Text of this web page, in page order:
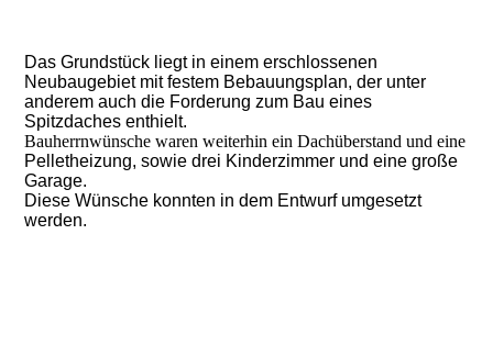
Das Grundstück liegt in einem erschlossenen
Neubaugebiet mit festem Bebauungsplan, der unter
anderem auch die Forderung zum Bau eines
Spitzdaches enthielt.
Bauherrnwünsche waren weiterhin ein Dachüberstand und eine
Pelletheizung, sowie drei Kinderzimmer und eine große
Garage.
Diese Wünsche konnten in dem Entwurf umgesetzt
werden.